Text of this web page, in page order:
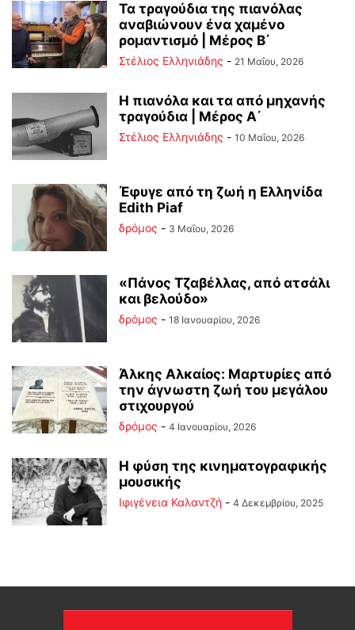
Τα τραγούδια της πιανόλας
αναβιώνουν ένα χαμένο
ρομαντισμό | Μέρος Β΄
Στέλιος Ελληνιάδης - 21 Μαΐου, 2026
Η πιανόλα και τα από μηχανής
τραγούδια | Μέρος Α΄
Στέλιος Ελληνιάδης - 10 Μαΐου, 2026
Έφυγε από τη ζωή η Ελληνίδα
Edith Piaf
δρόμος - 3 Μαΐου, 2026
«Πάνος Τζαβέλλας, από ατσάλι
και βελούδο»
δρόμος - 18 Ιανουαρίου, 2026
Άλκης Αλκαίος: Μαρτυρίες από
την άγνωστη ζωή του μεγάλου
στιχουργού
δρόμος - 4 Ιανουαρίου, 2026
Η φύση της κινηματογραφικής
μουσικής
Ιφιγένεια Καλαντζή - 4 Δεκεμβρίου, 2025